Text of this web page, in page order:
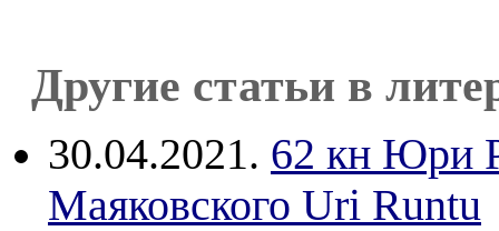
Другие статьи в
30.04.2021. 62 кн Юри
Маяковского Uri Runtu